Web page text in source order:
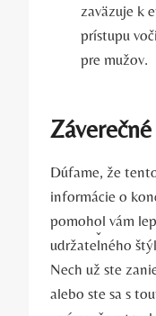
zaväzuje k
prístupu
pre mužov.
Dúfame, že
informácie o
pomohol vám
udržateľného
Nech už ste
alebo ste sa s